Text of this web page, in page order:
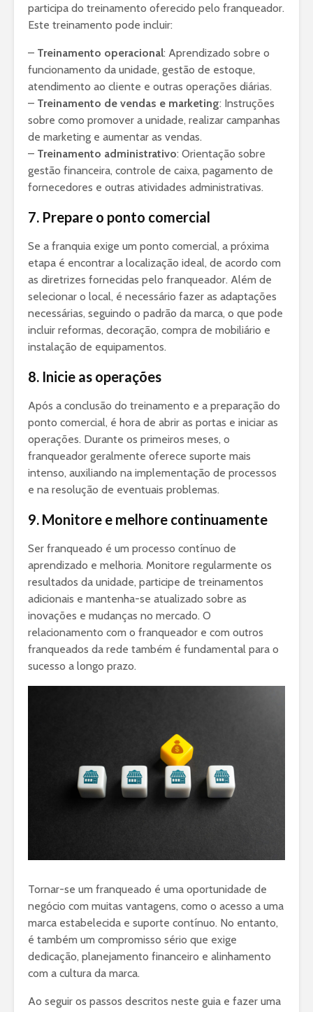
participa do treinamento oferecido pelo franqueador.
Este treinamento pode incluir:
– Treinamento operacional: Aprendizado sobre o
funcionamento da unidade, gestão de estoque,
atendimento ao cliente e outras operações diárias.
– Treinamento de vendas e marketing: Instruções
sobre como promover a unidade, realizar campanhas
de marketing e aumentar as vendas.
– Treinamento administrativo: Orientação sobre
gestão financeira, controle de caixa, pagamento de
fornecedores e outras atividades administrativas.
7. Prepare o ponto comercial
Se a franquia exige um ponto comercial, a próxima
etapa é encontrar a localização ideal, de acordo com
as diretrizes fornecidas pelo franqueador. Além de
selecionar o local, é necessário fazer as adaptações
necessárias, seguindo o padrão da marca, o que pode
incluir reformas, decoração, compra de mobiliário e
instalação de equipamentos.
8. Inicie as operações
Após a conclusão do treinamento e a preparação do
ponto comercial, é hora de abrir as portas e iniciar as
operações. Durante os primeiros meses, o
franqueador geralmente oferece suporte mais
intenso, auxiliando na implementação de processos
e na resolução de eventuais problemas.
9. Monitore e melhore continuamente
Ser franqueado é um processo contínuo de
aprendizado e melhoria. Monitore regularmente os
resultados da unidade, participe de treinamentos
adicionais e mantenha-se atualizado sobre as
inovações e mudanças no mercado. O
relacionamento com o franqueador e com outros
franqueados da rede também é fundamental para o
sucesso a longo prazo.
Tornar-se um franqueado é uma oportunidade de
negócio com muitas vantagens, como o acesso a uma
marca estabelecida e suporte contínuo. No entanto,
é também um compromisso sério que exige
dedicação, planejamento financeiro e alinhamento
com a cultura da marca.
Ao seguir os passos descritos neste guia e fazer uma